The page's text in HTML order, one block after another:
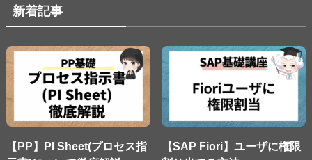
新着記事
【PP】PI Sheet(プロセス指
【SAP Fiori】ユーザに権限